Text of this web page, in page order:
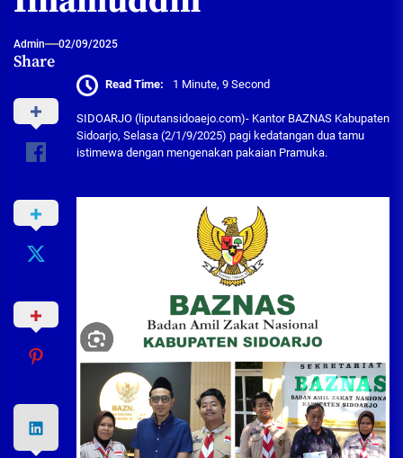
Admin 02/09/2025
Share
Read Time: 1 Minute, 9 Second
SIDOARJO (liputansidoaejo.com)- Kantor BAZNAS Kabupaten
Sidoarjo, Selasa (2/1/9/2025) pagi kedatangan dua tamu
istimewa dengan mengenakan pakaian Pramuka.